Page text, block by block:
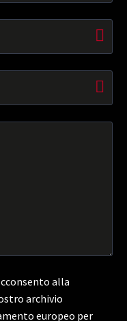
alla
archivio
europeo per